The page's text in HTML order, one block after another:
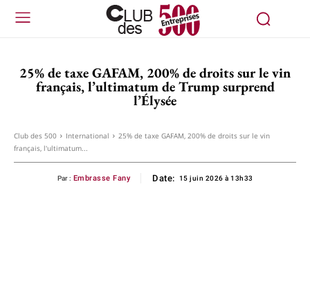
25% de taxe GAFAM, 200% de droits sur le vin
français, l’ultimatum de Trump surprend
l’Élysée
Club des 500 International
25% de taxe GAFAM, 200% de droits sur le vin
français, l'ultimatum...
Par : Embrasse Fany Date: 15 juin 2026 à 13h33